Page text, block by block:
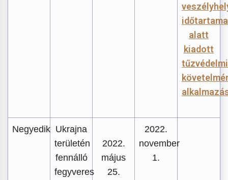
időtartama
alatt
kiadott
tűzvédelmi
Negyedik Ukrajna
területén
fennálló
fegyveres
2022.
május
25.
2022.
november
1.